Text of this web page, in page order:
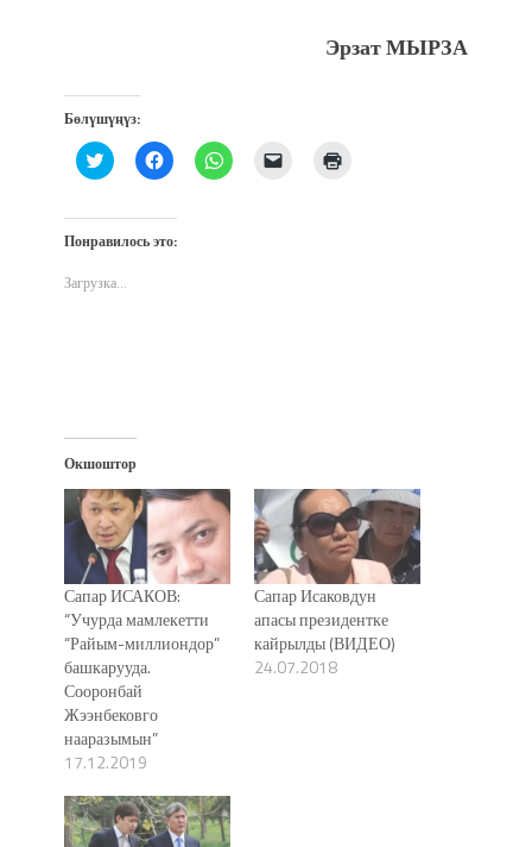
Эрзат МЫРЗА
Бөлүшүңүз:
Нажмите,
чтобы
Twitter
(Открывается
в
окне)
Нажмите,
чтобы
Facebook
(Открывается
в
Нажмите,
чтобы
Послать
ссылку
Понравилось это:
Загрузка...
Окшоштор
Сапар ИСАКОВ:
“Учурда мамлекетти
“Райым-миллиондор”
башкарууда.
Сооронбай
Жээнбековго
нааразымын”
17.12.2019
Сапар Исаковдун
апасы президентке
кайрылды (ВИДЕО)
24.07.2018